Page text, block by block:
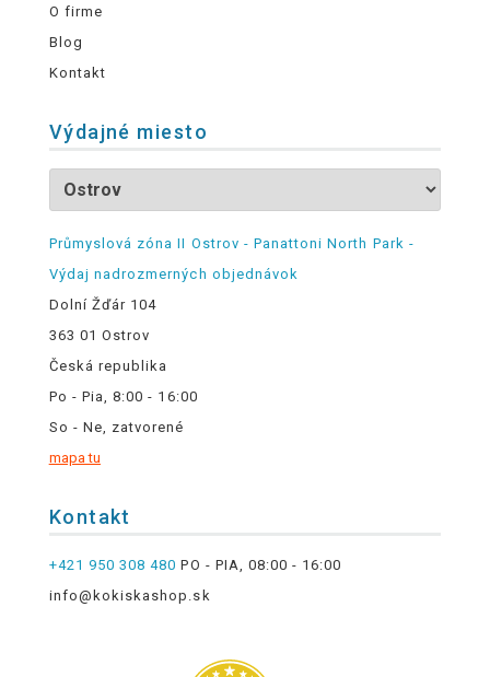
O firme
Blog
Kontakt
Výdajné miesto
Průmyslová zóna II Ostrov - Panattoni North Park -
Výdaj nadrozmerných objednávok
Dolní Žďár 104
363 01 Ostrov
Česká republika
Po - Pia, 8:00 - 16:00
So - Ne, zatvorené
mapa tu
Kontakt
+421 950 308 480 PO - PIA, 08:00 - 16:00
info@kokiskashop.sk